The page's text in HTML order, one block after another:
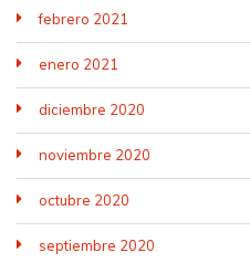
febrero 2021
enero 2021
diciembre 2020
noviembre 2020
octubre 2020
septiembre 2020